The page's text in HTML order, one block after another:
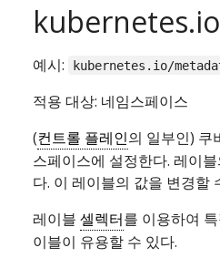
예시: kubernetes.io/
적용 대상: 네임스페이스
(컨트롤 플레인의 일부인) 쿠
스페이스에 설정한다. 레이
다. 이 레이블의 값을 변경할
레이블 셀렉터를 이용하여
이블이 유용할 수 있다.